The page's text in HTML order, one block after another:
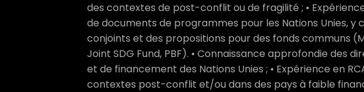
des contextes de post-conflit ou de fragilité ; •
de documents de programmes pour les Nations Unies, y
conjoints et des propositions pour des fonds communs
Joint SDG Fund, PBF). • Connaissance approfondie des
et de financement des Nations Unies ; • Expérience en
contextes post-conflit et/ou dans des pays à faible